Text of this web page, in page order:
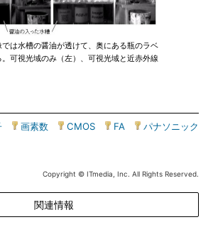
は水槽の醤油が透けて、奥にある瓶のラベ
可視光域のみ（左）、可視光域と近赤外線
画素数 CMOS FA
パナソニック
Copyright © ITmedia, Inc. All Rights Reserved.
関連情報